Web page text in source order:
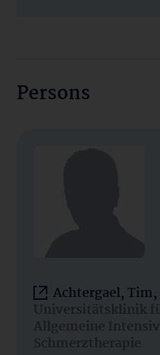
Persons
Achtergael, Tim,
Universitätsklinik
Allgemeine
Schmerztherapie